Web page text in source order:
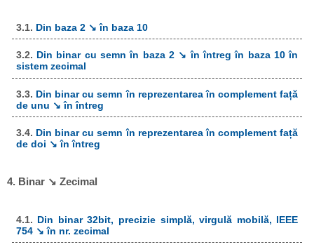
3.1. Din baza 2 ↘ în baza 10
3.2. Din binar cu semn în baza 2 ↘ în întreg în baza 10 în
sistem zecimal
3.3. Din binar cu semn în reprezentarea în complement față
de unu ↘ în întreg
3.4. Din binar cu semn în reprezentarea în complement față
de doi ↘ în întreg
4. Binar ↘ Zecimal
4.1. Din binar 32bit, precizie simplă, virgulă mobilă, IEEE
754 ↘ în nr. zecimal